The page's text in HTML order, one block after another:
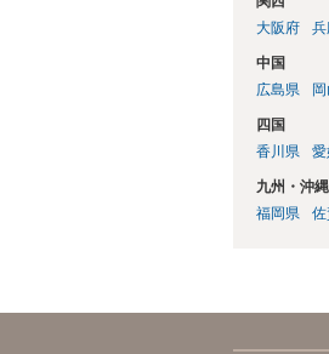
大阪府
兵
中国
広島県
四国
香川県
愛
九州・沖縄
福岡県
佐